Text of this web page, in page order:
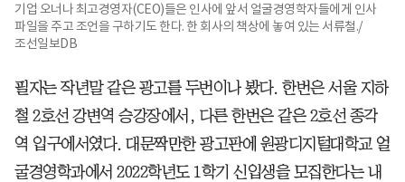
기업 오너나 최고경영자(CEO)들은 인사에 앞서 얼굴경영학자들에게 인사
파일을 주고 조언을 구하기도 한다. 한 회사의 책상에 놓여 있는 서류철./
조선일보DB
필자는 작년말 같은 광고를 두번이나 봤다. 한번은 서울 지하
철 2호선 강변역 승강장에서, 다른 한번은 같은 2호선 종각
역 입구에서였다. 대문짝만한 광고판에 원광디지털대학교 얼
굴경영학과에서 2022학년도 1학기 신입생을 모집한다는 내